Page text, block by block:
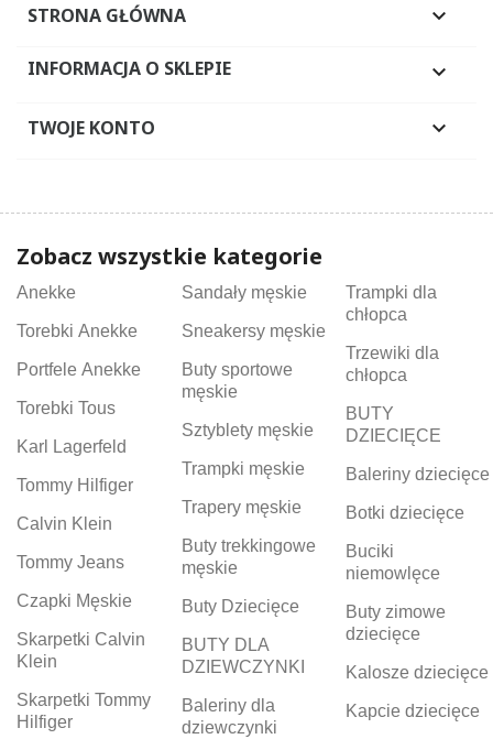
STRONA GŁÓWNA 
INFORMACJA O SKLEPIE 
TWOJE KONTO 
Zobacz wszystkie kategorie
Anekke
Torebki Anekke
Portfele Anekke
Torebki Tous
Karl Lagerfeld
Tommy Hilfiger
Calvin Klein
Tommy Jeans
Czapki Męskie
Skarpetki Calvin
Klein
Skarpetki Tommy
Hilfiger
Sandały męskie
Sneakersy męskie
Buty sportowe
męskie
Sztyblety męskie
Trampki męskie
Trapery męskie
Buty trekkingowe
męskie
Buty Dziecięce
BUTY DLA
DZIEWCZYNKI
Baleriny dla
dziewczynki
Trampki dla
chłopca
Trzewiki dla
chłopca
BUTY
DZIECIĘCE
Baleriny dziecięce
Botki dziecięce
Buciki
niemowlęce
Buty zimowe
dziecięce
Kalosze dziecięce
Kapcie dziecięce